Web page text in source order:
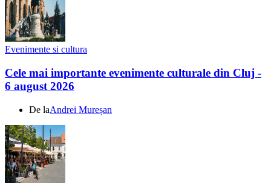
Evenimente si cultura
Cele mai importante evenimente culturale din Cluj -
6 august 2026
De laAndrei Mureșan